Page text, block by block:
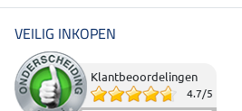
VEILIG INKOPEN
Klantbeoordelingen
4.7/5